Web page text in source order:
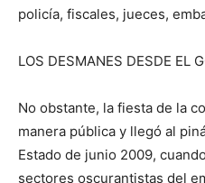
policía, fiscales, jueces,
LOS DESMANES DESDE EL
No obstante, la fiesta de la
manera pública y llegó al
Estado de junio 2009,
sectores oscurantistas del